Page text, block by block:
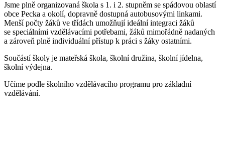
Jsme plně organizovaná škola s 1. i 2. stupněm se spádovou oblastí
obce Pecka a okolí, dopravně dostupná autobusovými linkami.
Menší počty žáků ve třídách umožňují ideální integraci žáků
se speciálními vzdělávacími potřebami, žáků mimořádně nadaných
a zároveň plně individuální přístup k práci s žáky ostatními.
Součástí školy je mateřská škola, školní družina, školní jídelna,
školní výdejna.
Učíme podle školního vzdělávacího programu pro základní
vzdělávání.